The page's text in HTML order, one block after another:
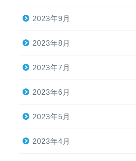
2023年9月
2023年8月
2023年7月
2023年6月
2023年5月
2023年4月